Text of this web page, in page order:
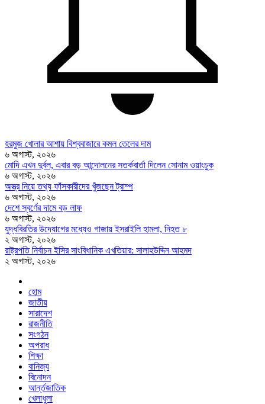
হরমুজ খোলার আশায় বিশ্ববাজারে কমল তেলের দাম
৬ অগাস্ট, ২০২৬
মোদি এখন দুর্বল, এবার বড় আন্দোলনের সতর্কবার্তা দিলেন সোনাম ওয়াংচুক
৬ অগাস্ট, ২০২৬
অস্ত্র নিয়ে তথ্য ফাঁসকারীদের খুঁজছেন ট্রাম্প
৬ অগাস্ট, ২০২৬
দেশে স্বর্ণের দামে বড় লাফ
৬ অগাস্ট, ২০২৬
যুদ্ধবিরতির উদ্যোগের মধ্যেও গাজায় ইসরাইলি হামলা, নিহত ৮
২ অগাস্ট, ২০২৬
রাষ্ট্রপতি নির্বাচন ইসির সাংবিধানিক এখতিয়ার: সালাহউদ্দিন আহমদ
২ অগাস্ট, ২০২৬
হোম
জাতীয়
সারাদেশ
রাজনীতি
সংগঠন
অপরাধ
শিক্ষা
বানিজ্য
বিনোদন
আর্ন্তজাতিক
খেলাধুলা